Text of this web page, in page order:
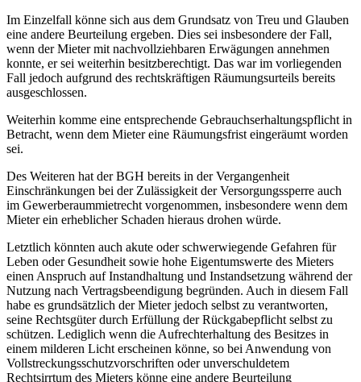
Im Einzelfall könne sich aus dem Grundsatz von Treu und Glauben
eine andere Beurteilung ergeben. Dies sei insbesondere der Fall,
wenn der Mieter mit nachvollziehbaren Erwägungen annehmen
konnte, er sei weiterhin besitzberechtigt. Das war im vorliegenden
Fall jedoch aufgrund des rechtskräftigen Räumungsurteils bereits
ausgeschlossen.
Weiterhin komme eine entsprechende Gebrauchserhaltungspflicht in
Betracht, wenn dem Mieter eine Räumungsfrist eingeräumt worden
sei.
Des Weiteren hat der BGH bereits in der Vergangenheit
Einschränkungen bei der Zulässigkeit der Versorgungssperre auch
im Gewerberaummietrecht vorgenommen, insbesondere wenn dem
Mieter ein erheblicher Schaden hieraus drohen würde.
Letztlich könnten auch akute oder schwerwiegende Gefahren für
Leben oder Gesundheit sowie hohe Eigentumswerte des Mieters
einen Anspruch auf Instandhaltung und Instandsetzung während der
Nutzung nach Vertragsbeendigung begründen. Auch in diesem Fall
habe es grundsätzlich der Mieter jedoch selbst zu verantworten,
seine Rechtsgüter durch Erfüllung der Rückgabepflicht selbst zu
schützen. Lediglich wenn die Aufrechterhaltung des Besitzes in
einem milderen Licht erscheinen könne, so bei Anwendung von
Vollstreckungsschutzvorschriften oder unverschuldetem
Rechtsirrtum des Mieters könne eine andere Beurteilung